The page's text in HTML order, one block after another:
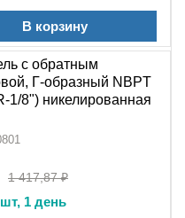
В корзину
с обратным
Г-образный NBPT
1/8") никелированная
1 417,87 ₽
1 день